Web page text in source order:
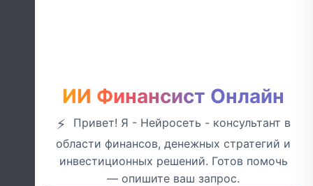
ИИ Финансист Онлайн
Привет! Я - Нейросеть - консультант в
области финансов, денежных стратегий и
инвестиционных решений. Готов помочь
— опишите ваш запрос.